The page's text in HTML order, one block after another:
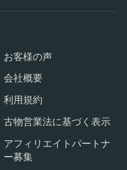
お客様の声
会社概要
利用規約
古物営業法に基づく表示
アフィリエイトパートナ
ー募集